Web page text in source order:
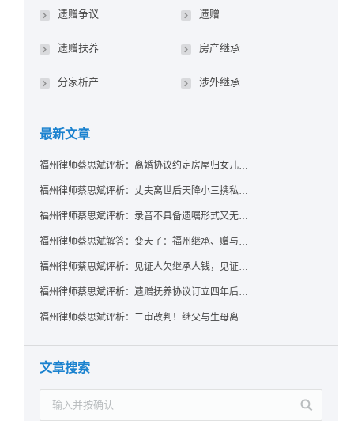
遗赠争议 遗赠
遗赠扶养 房产继承
分家析产 涉外继承
最新文章
福州律师蔡思斌评析：离婚协议约定房屋归女儿所有，父亲去世后继母能否拒绝过户？
福州律师蔡思斌评析：丈夫离世后天降小三携私生子争遗产，法院正义判决保住原配80%份额！
福州律师蔡思斌评析：录音不具备遗嘱形式又无法证明赠与意愿——法院：按法定继承处理
福州律师蔡思斌解答：变天了：福州继承、赠与房产转让要收20%个税？福州国税官方回复来了！
福州律师蔡思斌评析：见证人欠继承人钱，见证遗嘱还有效吗？
福州律师蔡思斌评析：遗赠抚养协议订立四年后丧失民事行为能力，协议有效吗？
福州律师蔡思斌评析：二审改判！继父与生母离婚后，曾受其抚养的继子女是否仍享有继承权？
文章搜索